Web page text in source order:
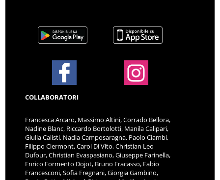
COLLABORATORI
Francesca Arcaro, Massimo Altini, Corrado Bellora,
Nadine Blanc, Riccardo Bortolotti, Manila Calipari,
Giulia Calisti, Nadia Camposaragna, Paolo Ciambi,
Filippo Clermont, Carol Di Vito, Christian Leo
Dufour, Christian Evaspasiano, Giuseppe Farinella,
Enrico Formento Dojot, Bruno Fracasso, Fabio
Francesconi, Sofia Fregnani, Giorgia Gambino,